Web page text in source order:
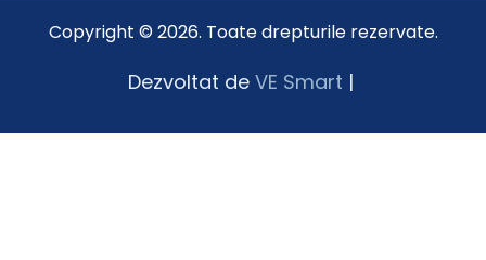
Copyright © 2026. Toate drepturile rezervate.
Dezvoltat de VE Smart |